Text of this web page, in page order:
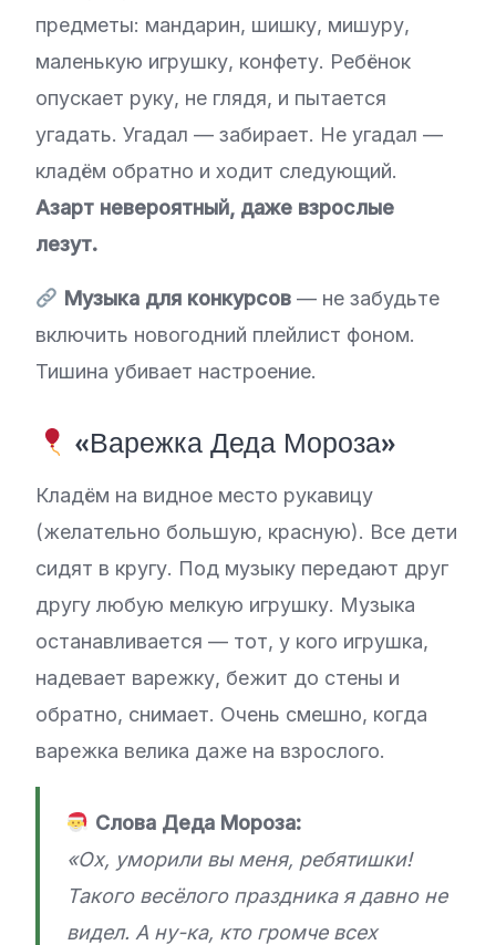
предметы: мандарин, шишку, мишуру,
маленькую игрушку, конфету. Ребёнок
опускает руку, не глядя, и пытается
угадать. Угадал — забирает. Не угадал —
кладём обратно и ходит следующий.
Азарт невероятный, даже взрослые
лезут.
Музыка для конкурсов— не забудьте
включить новогодний плейлист фоном.
Тишина убивает настроение.
«Варежка Деда Мороза»
Кладём на видное место рукавицу
(желательно большую, красную). Все дети
сидят в кругу. Под музыку передают друг
другу любую мелкую игрушку. Музыка
останавливается — тот, у кого игрушка,
надевает варежку, бежит до стены и
обратно, снимает. Очень смешно, когда
варежка велика даже на взрослого.
Слова Деда Мороза:
«Ох, уморили вы меня, ребятишки!
Такого весёлого праздника я давно не
видел. А ну-ка, кто громче всех